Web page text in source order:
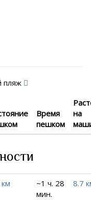
пляж
Время
пешком
на
~1 ч. 28
мин.
8.7